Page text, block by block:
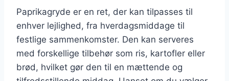
Paprikagryde er en ret, der kan tilpasses til
enhver lejlighed, fra hverdagsmiddage til
festlige sammenkomster. Den kan serveres
med forskellige tilbehør som ris, kartofler eller
brød, hvilket gør den til en mættende og